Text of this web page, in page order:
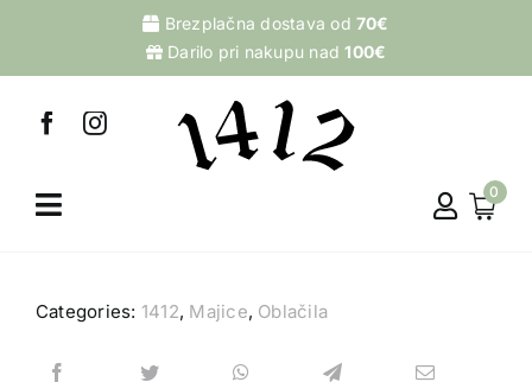
content
Brezplačna dostava od70€
Darilo pri nakupu nad100€
0
Categories: 1412, Majice, Oblačila